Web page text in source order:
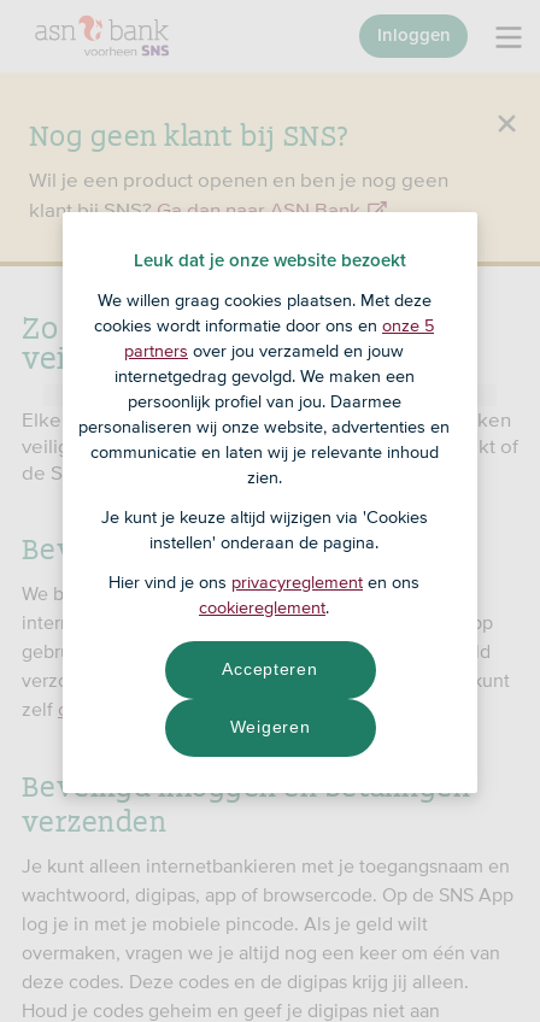
Nog geen klant bij SNS?
Wil je een product openen en ben je nog geen
klant bij SNS?Ga dan naar ASN Bank .
Inloggen
Zo houden we online bankieren
veilig
Elke dag zorgen we ervoor dat je bij ons je bankzaken
veilig online kunt regelen. Of je nu Mijn SNS gebruikt of
de SNS App. Hoe doen we dat?
Beveiligde verbinding
We bieden je een veilige verbinding als je aan het
internetbankieren bent in Mijn SNS of als je de SNS App
gebruikt. Gegevens die je verstuurt, worden versleuteld
verzonden zodat anderen niet kunnen meekijken. Je kunt
zelf controleren of je een beveiligde verbinding hebt.
Beveiligd inloggen en betalingen
verzenden
Je kunt alleen internetbankieren met je toegangsnaam en
wachtwoord, digipas, app of browsercode. Op de SNS App
log je in met je mobiele pincode. Als je geld wilt
overmaken, vragen we je altijd nog een keer om één van
deze codes. Deze codes en de digipas krijg jij alleen.
Houd je codes geheim en geef je digipas niet aan
Leuk dat je onze website bezoekt
We willen graag cookies plaatsen. Met deze
cookies wordt informatie door ons en onze 5
partners over jou verzameld en jouw
internetgedrag gevolgd. We maken een
persoonlijk profiel van jou. Daarmee
personaliseren wij onze website, advertenties en
communicatie en laten wij je relevante inhoud
zien.
Je kunt je keuze altijd wijzigen via 'Cookies
instellen' onderaan de pagina.
Hier vind je ons privacyreglement en ons
cookiereglement.
Weigeren
Accepteren